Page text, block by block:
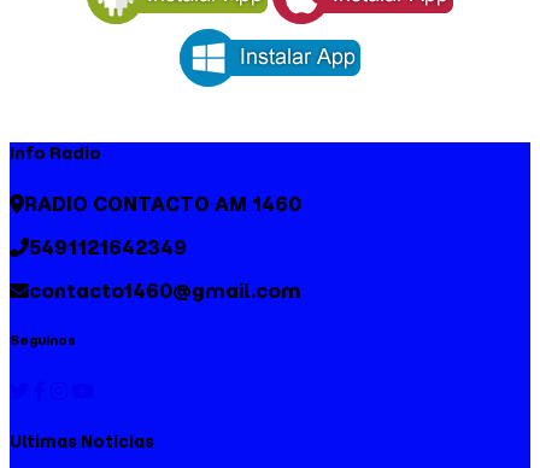
Info Radio
RADIO CONTACTO AM 1460
5491121642349
contacto1460@gmail.com
Seguinos
Ultimas Noticias